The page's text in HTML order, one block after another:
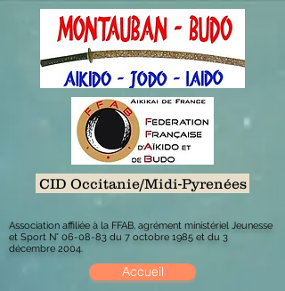
CID Occitanie/Midi-Pyrenées
Association affiliée à la FFAB, agrément ministériel Jeunesse
et Sport N° 06-08-83 du 7 octobre 1985 et du 3
décembre 2004.
Accueil